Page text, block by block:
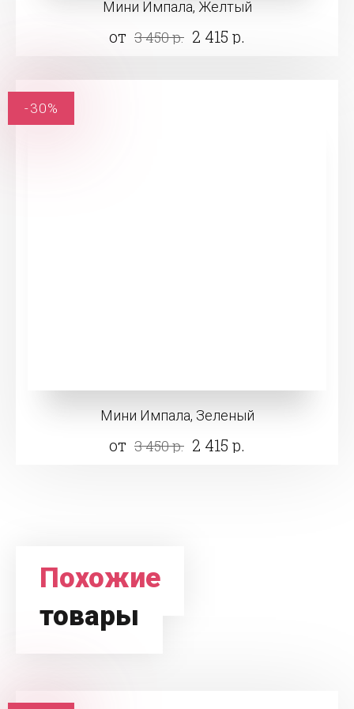
Мини Импала, Желтый
от 3 450 р. 2 415 р.
Мини Импала, Зеленый
от 3 450 р. 2 415 р.
-30%
Похожие
товары